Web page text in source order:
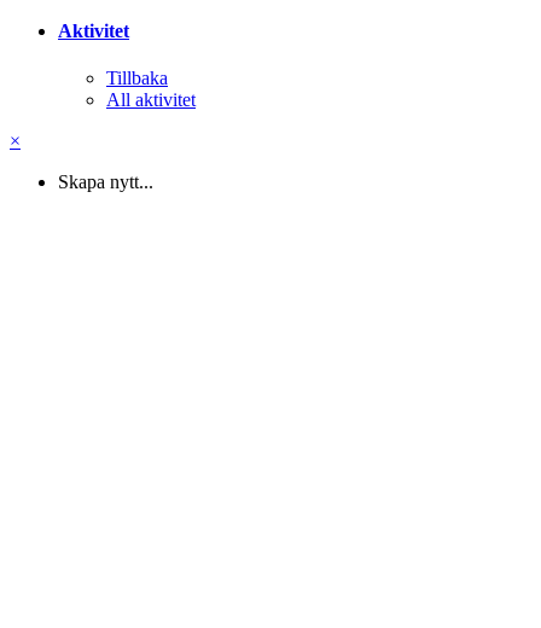
Aktivitet
Tillbaka
All aktivitet
×
Skapa nytt...